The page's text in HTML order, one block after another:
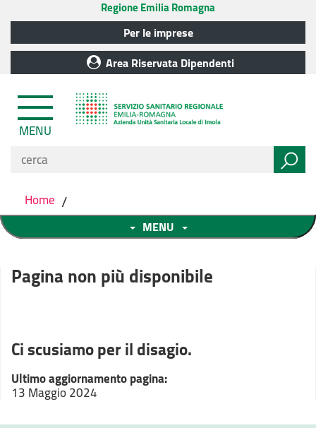
Regione Emilia Romagna
Per le imprese
Area Riservata Dipendenti
MENU
Home /
MENU
Pagina non più disponibile
Ci scusiamo per il disagio.
Ultimo aggiornamento pagina:
13 Maggio 2024